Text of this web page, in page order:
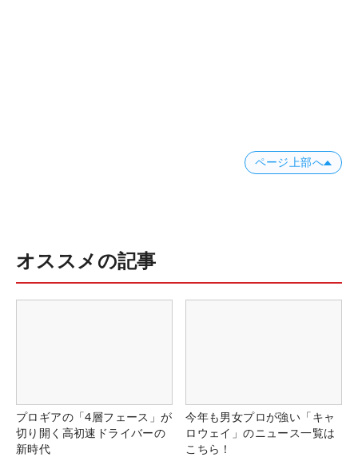
ページ上部へ
オススメの記事
プロギアの「4層フェース」が
切り開く高初速ドライバーの
新時代
今年も男女プロが強い「キャ
ロウェイ」のニュース一覧は
こちら！